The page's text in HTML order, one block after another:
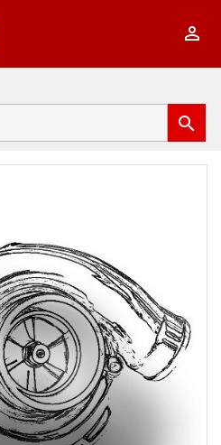

